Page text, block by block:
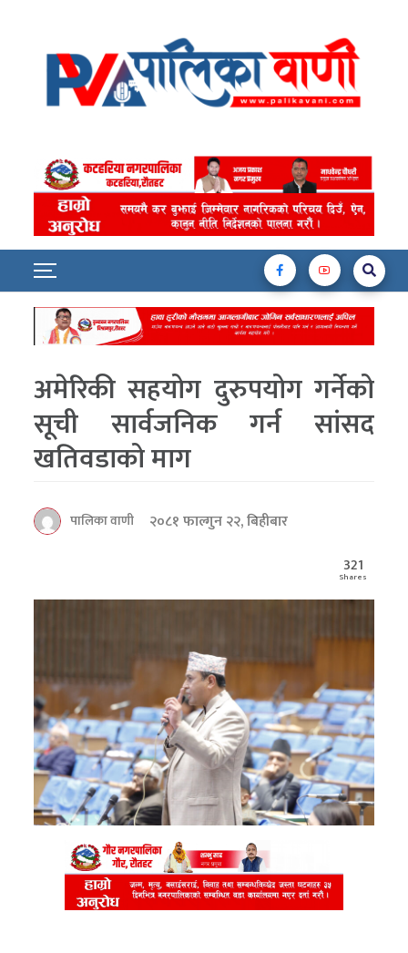
अमेरिकी सहयोग दुरुपयोग गर्नेको
सूची सार्वजनिक गर्न सांसद
खतिवडाको माग
पालिका वाणी
२०८१ फाल्गुन २२, बिहीबार
321
Shares